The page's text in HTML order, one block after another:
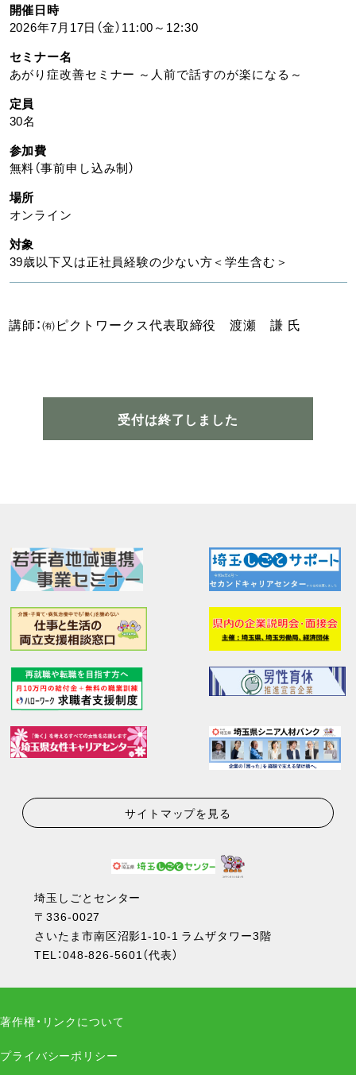
開催日時
2026年7月17日（金）11:00～12:30
セミナー名
あがり症改善セミナー ～人前で話すのが楽になる～
定員
30名
参加費
無料（事前申し込み制）
場所
オンライン
対象
39歳以下又は正社員経験の少ない方＜学生含む＞
講師：㈲ピクトワークス代表取締役 渡瀬 謙 氏
受付は終了しました
サイトマップを見る
埼玉しごとセンター
〒336-0027
さいたま市南区沼影1-10-1 ラムザタワー3階
TEL：048-826-5601（代表）
著作権・リンクについて
プライバシーポリシー